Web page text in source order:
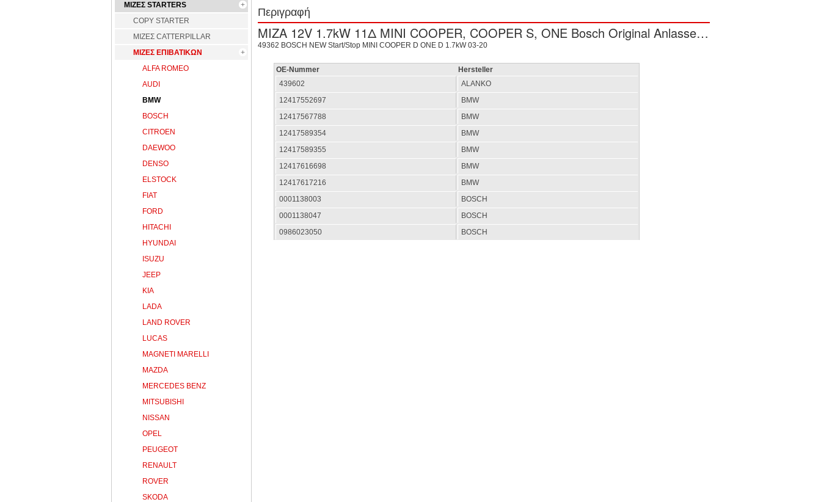
Περιγραφή
ΜΙΖΑ 12V 1.7kW 11Δ MINI COOPER, COOPER S, ONE Bosch Original Anlasser Neu 1,7kW MINI R56 Mini Clubman R55 Cooper One D Diesel
49362 BOSCH NEW Start/Stop MINI COOPER D ONE D 1.7kW 03-20
OE-Nummer
Hersteller
439602
ALANKO
12417552697
BMW
12417567788
BMW
12417589354
BMW
12417589355
BMW
12417616698
BMW
12417617216
BMW
0001138003
BOSCH
0001138047
BOSCH
0986023050
BOSCH
ΜΙΖΕΣ STARTERS
COPY STARTER
ΜΙΖΕΣ CATTERPILLAR
ΜΙΖΕΣ ΕΠΙΒΑΤΙΚΩΝ
ALFA ROMEO
AUDI
BMW
BOSCH
CITROEN
DAEWOO
DENSO
ELSTOCK
FIAT
FORD
HITACHI
HYUNDAI
ISUZU
JEEP
KIA
LADA
LAND ROVER
LUCAS
MAGNETI MARELLI
MAZDA
MERCEDES BENZ
MITSUBISHI
NISSAN
OPEL
PEUGEOT
RENAULT
ROVER
SKODA